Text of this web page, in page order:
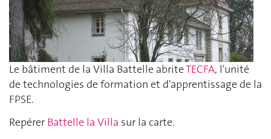
Le bâtiment de la Villa Battelle abriteTECFA, l'unité
de technologies de formation et d'apprentissage de la
FPSE.
Repérer Battelle la Villa sur la carte.